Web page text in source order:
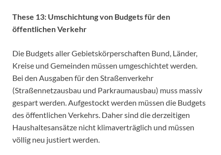
These 13: Umschichtung von Budgets für den
öffentlichen Verkehr
Die Budgets aller Gebietskörperschaften Bund, Länder,
Kreise und Gemeinden müssen umgeschichtet werden.
Bei den Ausgaben für den Straßenverkehr
(Straßennetzausbau und Parkraumausbau) muss massiv
gespart werden. Aufgestockt werden müssen die Budgets
des öffentlichen Verkehrs. Daher sind die derzeitigen
Haushaltesansätze nicht klimaverträglich und müssen
völlig neu justiert werden.